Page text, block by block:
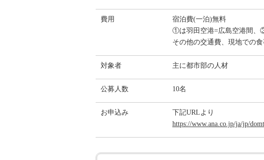
費用
宿泊費(一泊)無料
①は羽田空港=広島空港間、
その他の交通費、現地での
対象者 主に都市部の人材
公募人数 10名
お申込み
下記URLより
https://www.ana.co.jp/ja/jp/